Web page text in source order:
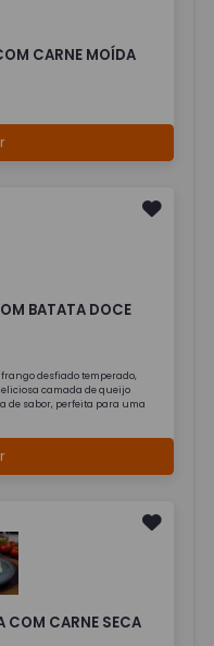
CARNE MOÍDA
BATATA DOCE
desfiado temperado,
camada de queijo
de sabor, perfeita para uma
COM CARNE SECA